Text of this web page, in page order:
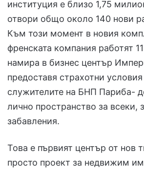
институция е близо 1,75
отвори общо около 140 нови
Към този момент в новия
френската компания работят
намира в бизнес център
предоставя страхотни
служителите на БНП Париба-
лично пространство за всеки,
забавления.
Това е първият център от нов
просто проект за недвижим